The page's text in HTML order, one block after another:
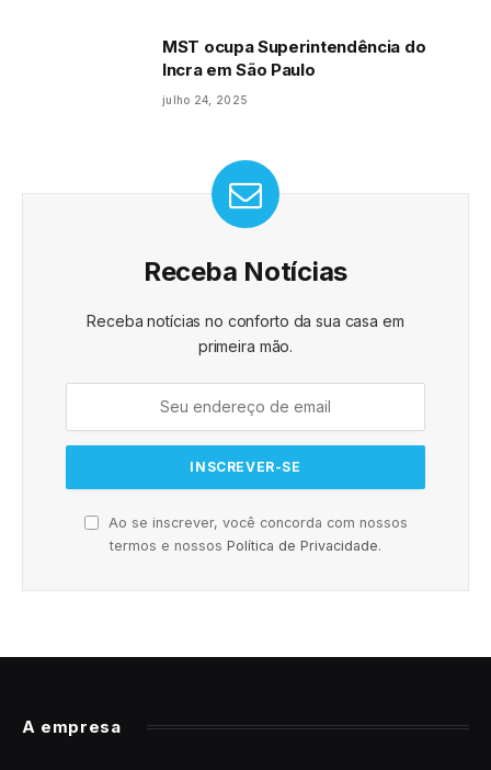
MST ocupa Superintendência do
Incra em São Paulo
julho 24, 2025
Receba Notícias
Receba notícias no conforto da sua casa em
primeira mão.
Ao se inscrever, você concorda com nossos
termos e nossos Política de Privacidade.
A empresa